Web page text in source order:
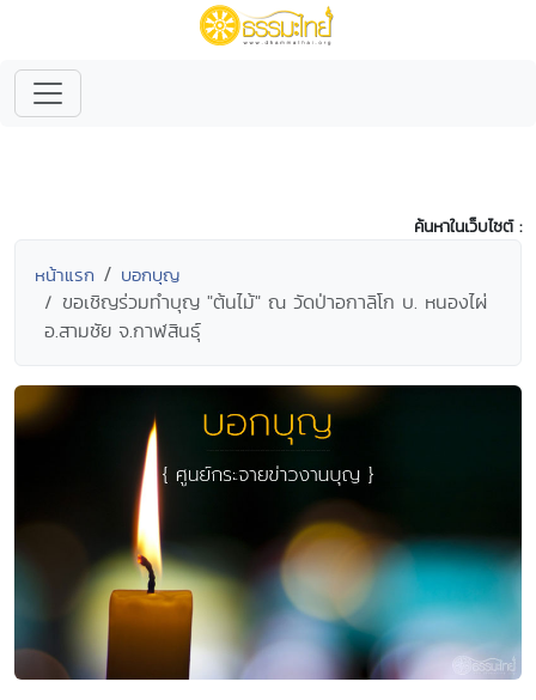
ค้นหาในเว็บไซต์ :
หน้าแรก บอกบุญ
ขอเชิญร่วมทำบุญ "ต้นไม้" ณ วัดป่าอกาลิโก บ. หนองไผ่
อ.สามชัย จ.กาฬสินธุ์